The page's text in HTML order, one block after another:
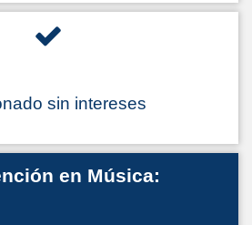
sin intereses
en Música: